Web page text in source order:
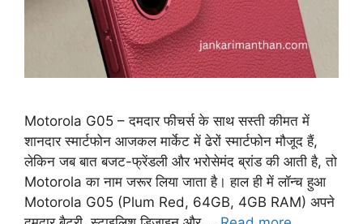
Motorola G05 – दमदार फीचर्स के साथ सस्ती कीमत में
शानदार स्मार्टफोन आजकल मार्केट में ढेरों स्मार्टफोन मौजूद हैं,
लेकिन जब बात बजट-फ्रेंडली और भरोसेमंद ब्रांड की आती है, तो
Motorola का नाम जरूर लिया जाता है। हाल ही में लॉन्च हुआ
Motorola G05 (Plum Red, 64GB, 4GB RAM) अपने